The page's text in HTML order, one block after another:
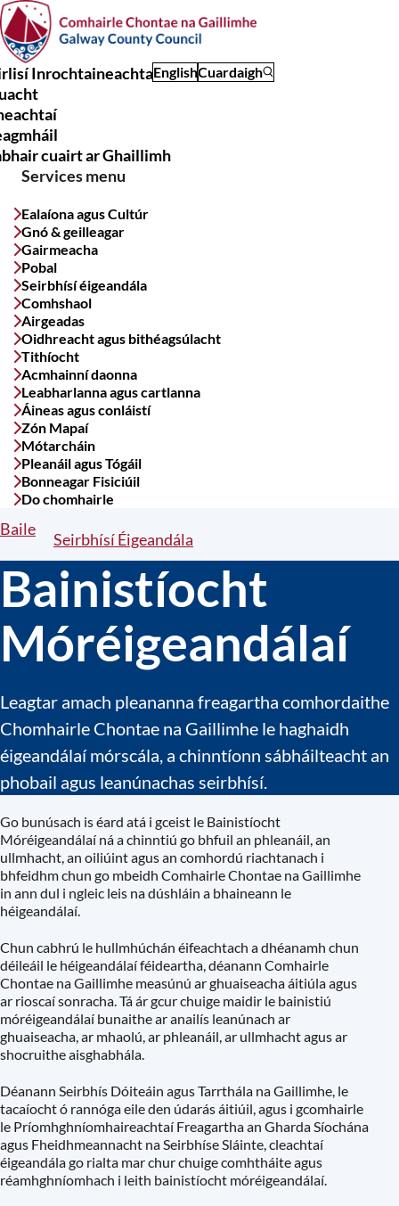
Skip
to
main
content
InrochtaineachtaEnglishCuardaigh
Main
navigation
cuairt ar Ghaillimh
Services menu
Ealaíona agus Cultúr
Gnó & geilleagar
Gairmeacha
Pobal
Seirbhísí éigeandála
Comhshaol
Airgeadas
Oidhreacht agus bithéagsúlacht
Tithíocht
Acmhainní daonna
Leabharlanna agus cartlanna
Áineas agus conláistí
Zón Mapaí
Mótarcháin
Pleanáil agus Tógáil
Bonneagar Fisiciúil
Do chomhairle
Breadcrumbs
Baile
Seirbhísí Éigeandála
Bainistíocht
Móréigeandálaí
Leagtar amach pleananna freagartha comhordaithe
Chomhairle Chontae na Gaillimhe le haghaidh
éigeandálaí mórscála, a chinntíonn sábháilteacht an
phobail agus leanúnachas seirbhísí.
Go bunúsach is éard atá i gceist le Bainistíocht
Móréigeandálaí ná a chinntiú go bhfuil an phleanáil, an
ullmhacht, an oiliúint agus an comhordú riachtanach i
bhfeidhm chun go mbeidh Comhairle Chontae na Gaillimhe
in ann dul i ngleic leis na dúshláin a bhaineann le
héigeandálaí.
Chun cabhrú le hullmhúchán éifeachtach a dhéanamh chun
déileáil le héigeandálaí féideartha, déanann Comhairle
Chontae na Gaillimhe measúnú ar ghuaiseacha áitiúla agus
ar rioscaí sonracha. Tá ár gcur chuige maidir le bainistiú
móréigeandálaí bunaithe ar anailís leanúnach ar
ghuaiseacha, ar mhaolú, ar phleanáil, ar ullmhacht agus ar
shocruithe aisghabhála.
Déanann Seirbhís Dóiteáin agus Tarrthála na Gaillimhe, le
tacaíocht ó rannóga eile den údarás áitiúil, agus i gcomhairle
le Príomhghníomhaireachtaí Freagartha an Gharda Síochána
agus Fheidhmeannacht na Seirbhíse Sláinte, cleachtaí
éigeandála go rialta mar chur chuige comhtháite agus
réamhghníomhach i leith bainistíocht móréigeandálaí.